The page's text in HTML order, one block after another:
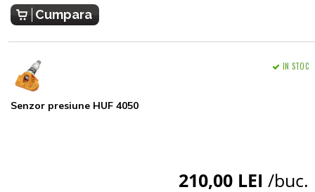
Cumpara
Senzor presiune HUF 4050
IN STOC
210,00 LEI /buc.